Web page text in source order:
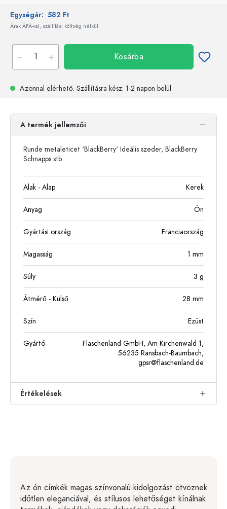
Egységár: 582 Ft
Árak ÁFÁ-val, szállítási költség nélkül
Kosárba
Azonnal elérhető. Szállításra kész: 1-2 napon belül
A termék jellemzői
Runde metaleticet 'BlackBerry' Ideális szeder, BlackBerry
Schnapps stb.
Alak - Alap Kerek
Anyag Ón
Gyártási ország Franciaország
Magasság 1 mm
Súly 3 g
Átmérő - Külső 28 mm
Szín Ezüst
Gyártó
Flaschenland GmbH, Am Kirchenwald 1,
56235 Ransbach-Baumbach,
gpsr@flaschenland.de
Értékelések
Az ón címkék magas színvonalú kidolgozást ötvöznek
időtlen eleganciával, és stílusos lehetőséget kínálnak